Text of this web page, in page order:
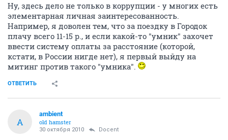
Ну, здесь дело не только в коррупции - у многих есть
элементарная личная заинтересованность.
Например, я доволен тем, что за поездку в Городок
плачу всего 11-15 р., и если какой-то "умник" захочет
ввести систему оплаты за расстояние (которой,
кстати, в России нигде нет), я первый выйду на
митинг против такого "умника".
ОТВЕТИТЬ
A
ambient
old hamster
30 октября 2010 Docent